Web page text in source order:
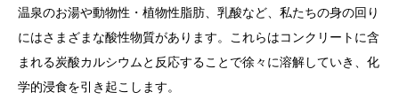
温泉のお湯や動物性・植物性脂肪、乳酸など、私たちの身の回り
にはさまざまな酸性物質があります。これらはコンクリートに含
まれる炭酸カルシウムと反応することで徐々に溶解していき、化
学的浸食を引き起こします。